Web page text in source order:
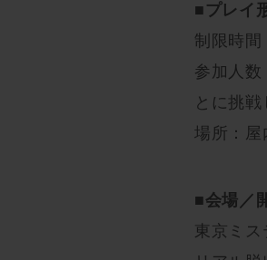
■プレイ
制限時間
参加人
とに挑戦
場所：屋
■会場／
東京ミ